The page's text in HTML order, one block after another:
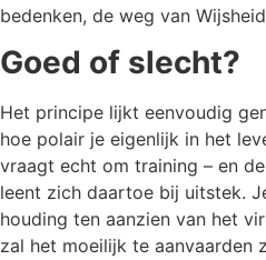
bedenken, de weg van
Goed of slecht?
Het principe lijkt eenvoudig
hoe polair je eigenlijk in het
vraagt echt om training – en
leent zich daartoe bij uitstek.
houding ten aanzien van het
zal het moeilijk te aanvaarden